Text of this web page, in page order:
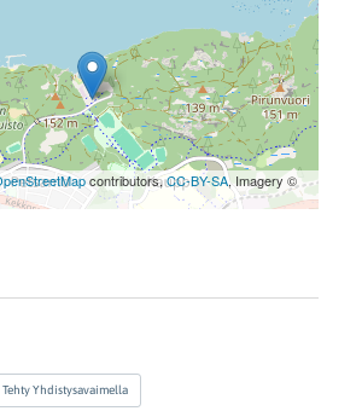
contributors,CC-BY-SA, Imagery ©
Tehty Yhdistysavaimella